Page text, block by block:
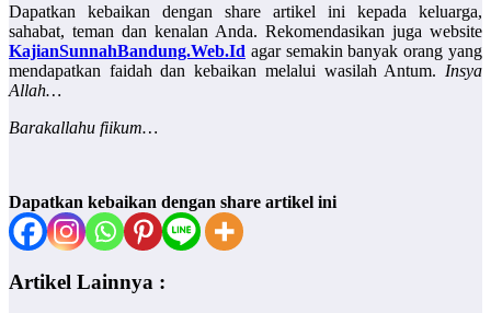
Dapatkan kebaikan dengan share artikel ini kepada keluarga,
sahabat, teman dan kenalan Anda. Rekomendasikan juga website
KajianSunnahBandung.Web.Id agar semakin banyak orang yang
mendapatkan faidah dan kebaikan melalui wasilah Antum. Insya
Allah…
Barakallahu fiikum…
Dapatkan kebaikan dengan share artikel ini
Artikel Lainnya :